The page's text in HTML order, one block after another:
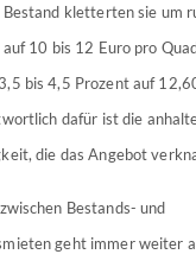
kletterten sie um
10 bis 12 Euro pro
bis 4,5 Prozent auf
dafür ist die
die das Angebot
Bestands- und
geht immer weiter